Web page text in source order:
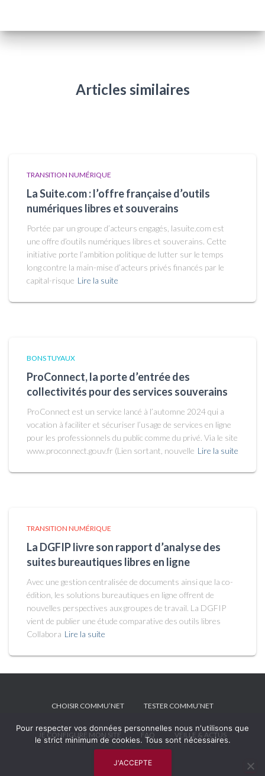
Articles similaires
TRANSITION NUMÉRIQUE
La Suite.com : l’offre française d’outils
numériques libres et souverains
Portée par un groupe d’acteurs engagés, lasuite.com est
une offre d’outils numériques libres et souverains. Cette
initiative porte l’ambition politique de lutter sur le temps
long contre la main-mise d’acteurs privés financés par le
capital-risque Lire la suite
BONS TUYAUX
ProConnect, la porte d’entrée des
collectivités pour des services souverains
ProConnect est un service lancé à l’automne 2024 qui a
vocation à faciliter et sécuriser l’usage de services en ligne
pour les professionnels du public comme du privé. Via le site
www.proconnect.gouv.fr (Lien sortant, nouvelle Lire la suite
TRANSITION NUMÉRIQUE
La DGFIP livre son rapport d’analyse des
suites bureautiques libres en ligne
Avec une gestion centralisée de documents ainsi que la co-
édition, les solutions bureautiques en ligne offrent de
nouvelles perspectives aux groupes de travail. La DGFIP
vient de publier une étude comparative des outils libres
Collabora Lire la suite
CHOISIR COMMU’NET TESTER COMMU’NET
JE CONFIGURE MON SITE FAQ VEILLE & ACTUS
MENTIONS LÉGALES
Pour respecter vos données personnelles nous n'utilisons que
le strict minimum de cookies. Tous sont nécessaires.
J'ACCEPTE